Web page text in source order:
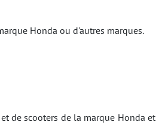
Honda ou d'autres marques.
de scooters de la marque Honda et